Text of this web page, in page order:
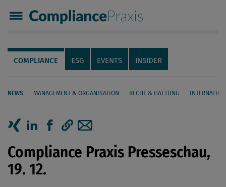
Compliance Praxis
Servicenavigation
Navigation
COMPLIANCE ESG EVENTS INSIDER
NEWS MANAGEMENT & ORGANISATION RECHT & HAFTUNG
Seiteninhalt
Artikel auf Xing teilen
Artikel auf linkedIn teilen
Artikel auf Facebook teilen
Artikellink kopieren
Artikel per Mail teilen
Compliance Praxis Presseschau,
19. 12.